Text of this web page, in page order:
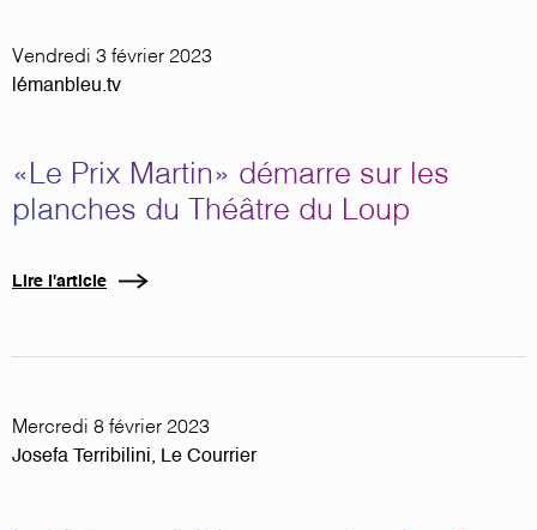
Vendredi 3 février 2023
lémanbleu.tv
«Le Prix Martin» démarre sur les
planches du Théâtre du Loup
Lire l'article
Mercredi 8 février 2023
Josefa Terribilini, Le Courrier